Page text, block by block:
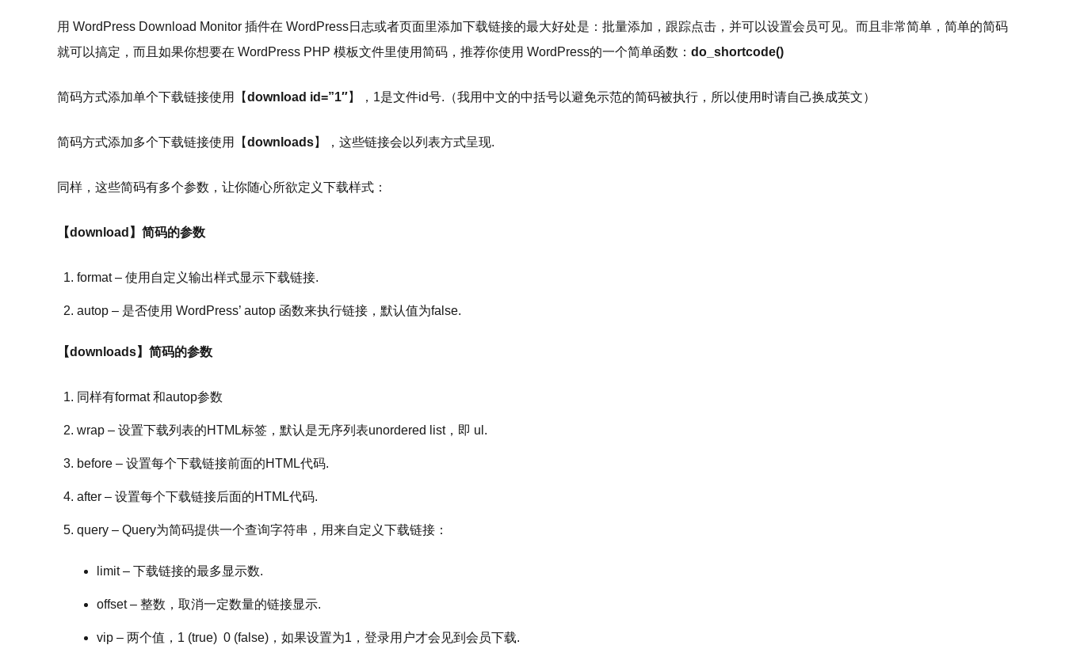
用 WordPress Download Monitor 插件在 WordPress日志或者页面里添加下载链接的最大好处是：批量添加，跟踪点击，并可以设置会员可见。而且非常简单，简单的简码
就可以搞定，而且如果你想要在 WordPress PHP 模板文件里使用简码，推荐你使用 WordPress的一个简单函数： do_shortcode()
简码方式添加单个下载链接使用【download id=”1″】，1是文件id号.（我用中文的中括号以避免示范的简码被执行，所以使用时请自己换成英文）
简码方式添加多个下载链接使用【downloads】，这些链接会以列表方式呈现.
同样，这些简码有多个参数，让你随心所欲定义下载样式：
【download】简码的参数
format – 使用自定义输出样式显示下载链接.
autop – 是否使用 WordPress’ autop 函数来执行链接，默认值为false.
【downloads】简码的参数
同样有format 和autop参数
wrap – 设置下载列表的HTML标签，默认是无序列表unordered list，即 ul.
before – 设置每个下载链接前面的HTML代码.
after – 设置每个下载链接后面的HTML代码.
query – Query为简码提供一个查询字符串，用来自定义下载链接：
limit – 下载链接的最多显示数.
offset – 整数，取消一定数量的链接显示.
vip – 两个值，1 (true) 0 (false)，如果设置为1，登录用户才会见到会员下载.